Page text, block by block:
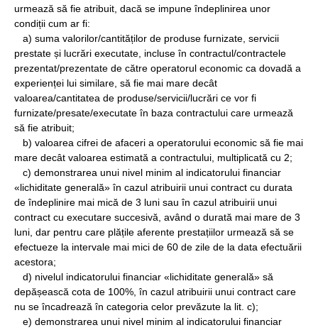
urmează să fie atribuit, dacă se impune îndeplinirea unor
condiții cum ar fi:
a) suma valorilor/cantităților de produse furnizate, servicii
prestate și lucrări executate, incluse în contractul/contractele
prezentat/prezentate de către operatorul economic ca dovadă a
experienței lui similare, să fie mai mare decât
valoarea/cantitatea de produse/servicii/lucrări ce vor fi
furnizate/presate/executate în baza contractului care urmează
să fie atribuit;
b) valoarea cifrei de afaceri a operatorului economic să fie mai
mare decât valoarea estimată a contractului, multiplicată cu 2;
c) demonstrarea unui nivel minim al indicatorului financiar
«lichiditate generală» în cazul atribuirii unui contract cu durata
de îndeplinire mai mică de 3 luni sau în cazul atribuirii unui
contract cu executare succesivă, având o durată mai mare de 3
luni, dar pentru care plățile aferente prestațiilor urmează să se
efectueze la intervale mai mici de 60 de zile de la data efectuării
acestora;
d) nivelul indicatorului financiar «lichiditate generală» să
depășească cota de 100%, în cazul atribuirii unui contract care
nu se încadrează în categoria celor prevăzute la lit. c);
e) demonstrarea unui nivel minim al indicatorului financiar